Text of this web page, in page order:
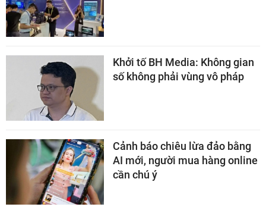
Khởi tố BH Media: Không gian
số không phải vùng vô pháp
Cảnh báo chiêu lừa đảo bằng
AI mới, người mua hàng online
cần chú ý